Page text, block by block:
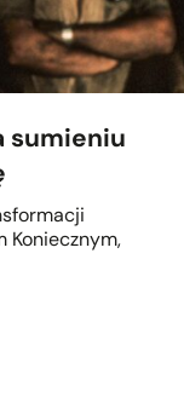
sumieniu
Koniecznym,